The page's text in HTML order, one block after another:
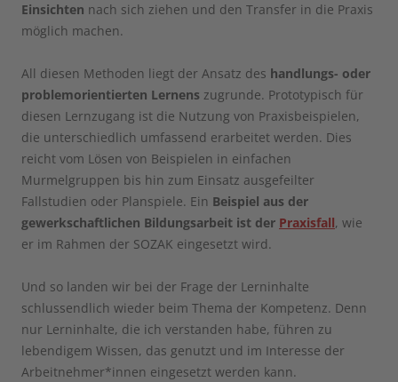
Einsichten nach sich ziehen und den Transfer in die Praxis
möglich machen.
All diesen Methoden liegt der Ansatz des handlungs- oder
problemorientierten Lernens zugrunde. Prototypisch für
diesen Lernzugang ist die Nutzung von Praxisbeispielen,
die unterschiedlich umfassend erarbeitet werden. Dies
reicht vom Lösen von Beispielen in einfachen
Murmelgruppen bis hin zum Einsatz ausgefeilter
Fallstudien oder Planspiele. Ein Beispiel aus der
gewerkschaftlichen Bildungsarbeit ist der Praxisfall, wie
er im Rahmen der SOZAK eingesetzt wird.
Und so landen wir bei der Frage der Lerninhalte
schlussendlich wieder beim Thema der Kompetenz. Denn
nur Lerninhalte, die ich verstanden habe, führen zu
lebendigem Wissen, das genutzt und im Interesse der
Arbeitnehmer*innen eingesetzt werden kann.